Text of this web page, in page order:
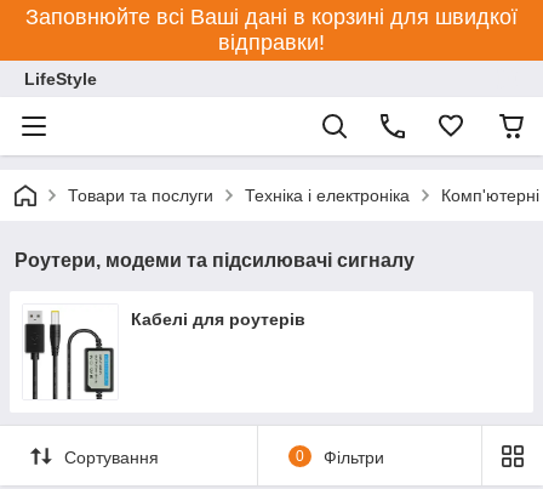
Заповнюйте всі Ваші дані в корзині для швидкої
відправки!
LifeStyle
Товари та послуги Техніка і електроніка Комп'ютерні
Роутери, модеми та підсилювачі сигналу
Кабелі для роутерів
Сортування 0 Фільтри